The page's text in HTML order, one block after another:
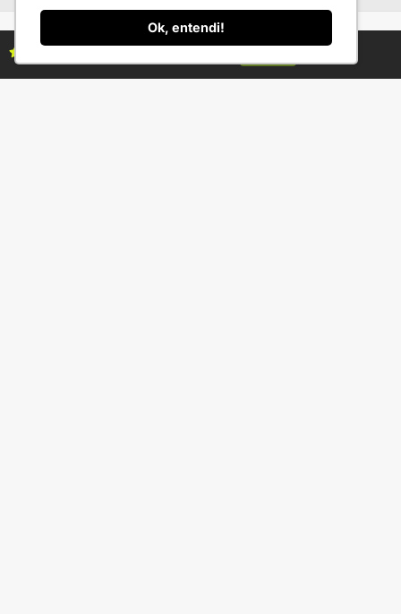
Ok, entendi!
Links úteis
Conteúdo Grãos
Florestas Hortifrúti
Categorias Eventos
Economia Institucional